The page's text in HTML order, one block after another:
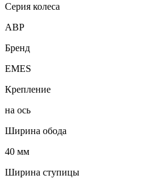
Серия колеса
ABP
Бренд
EMES
Крепление
на ось
Ширина обода
40 мм
Ширина ступицы